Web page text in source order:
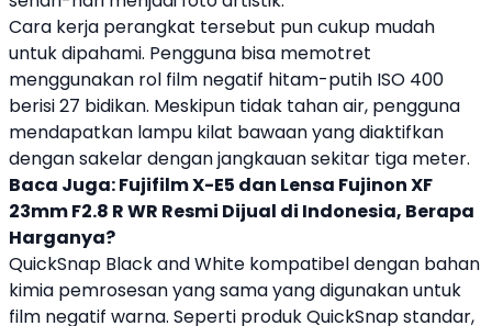
Cara kerja perangkat tersebut pun cukup mudah
untuk dipahami. Pengguna bisa memotret
menggunakan rol film negatif hitam-putih ISO 400
berisi 27 bidikan. Meskipun tidak tahan air, pengguna
mendapatkan lampu kilat bawaan yang diaktifkan
dengan sakelar dengan jangkauan sekitar tiga meter.
Baca Juga:Fujifilm X-E5 dan Lensa Fujinon XF
23mm F2.8 R WR Resmi Dijual di Indonesia, Berapa
Harganya?
QuickSnap Black and White kompatibel dengan bahan
kimia pemrosesan yang sama yang digunakan untuk
film negatif warna. Seperti produk QuickSnap standar,